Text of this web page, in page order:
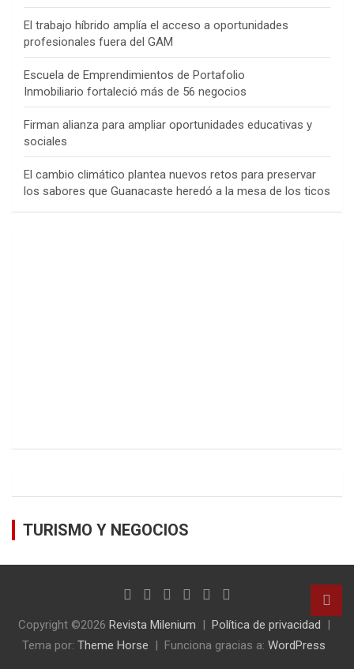
El trabajo híbrido amplía el acceso a oportunidades
profesionales fuera del GAM
Escuela de Emprendimientos de Portafolio
Inmobiliario fortaleció más de 56 negocios
Firman alianza para ampliar oportunidades educativas y
sociales
El cambio climático plantea nuevos retos para preservar
los sabores que Guanacaste heredó a la mesa de los ticos
TURISMO Y NEGOCIOS
Copyright ©2026 Revista Milenium
Política de privacidad
Tema por: Theme Horse Funciona gracias a: WordPress